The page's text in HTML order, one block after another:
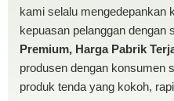
kami selalu mengedepankan
kepuasan pelanggan dengan
Premium, Harga Pabrik
produsen dengan konsumen
produk tenda yang kokoh,